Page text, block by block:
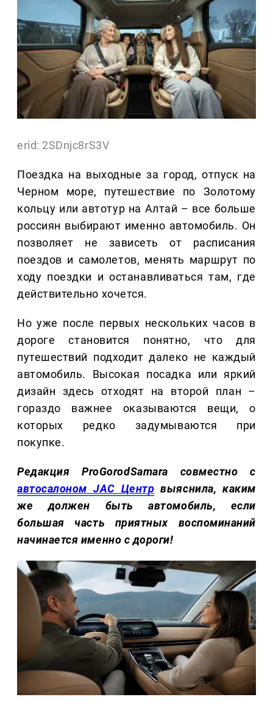
erid: 2SDnjc8rS3V
Поездка на выходные за город, отпуск на
Черном море, путешествие по Золотому
кольцу или автотур на Алтай – все больше
россиян выбирают именно автомобиль. Он
позволяет не зависеть от расписания
поездов и самолетов, менять маршрут по
ходу поездки и останавливаться там, где
действительно хочется.
Но уже после первых нескольких часов в
дороге становится понятно, что для
путешествий подходит далеко не каждый
автомобиль. Высокая посадка или яркий
дизайн здесь отходят на второй план –
гораздо важнее оказываются вещи, о
которых редко задумываются при
покупке.
Редакция ProGorodSamara совместно с
автосалоном JAC Центр выяснила, каким
же должен быть автомобиль, если
большая часть приятных воспоминаний
начинается именно с дороги!